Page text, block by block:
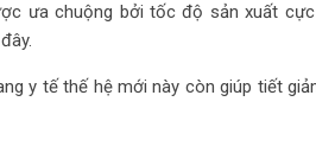
ưa chuộng bởi tốc độ sản xuất
y tế thế hệ mới này còn giúp tiết